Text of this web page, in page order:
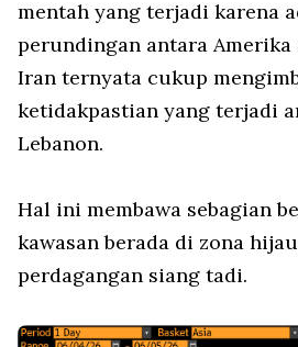
mentah yang terjadi karena
perundingan antara Amerika
Iran ternyata cukup
ketidakpastian yang terjadi
Lebanon.
Hal ini membawa sebagian
kawasan berada di zona
perdagangan siang tadi.